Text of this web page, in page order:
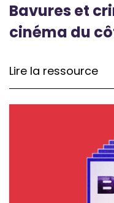
Bavures et
cinéma du
Lire la ressource